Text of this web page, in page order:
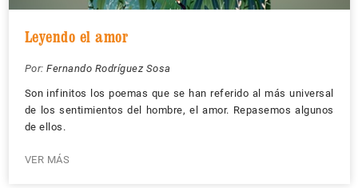
Leyendo el amor
Por: Fernando Rodríguez Sosa
Son infinitos los poemas que se han referido al más universal
de los sentimientos del hombre, el amor. Repasemos algunos
de ellos.
VER MÁS